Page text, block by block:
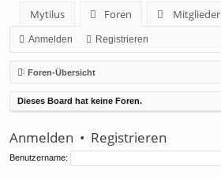
Mytilus Foren
Mitglieder
Anmelden Registrieren
Foren-Übersicht
Dieses Board hat keine Foren.
Anmelden • Registrieren
Benutzername: